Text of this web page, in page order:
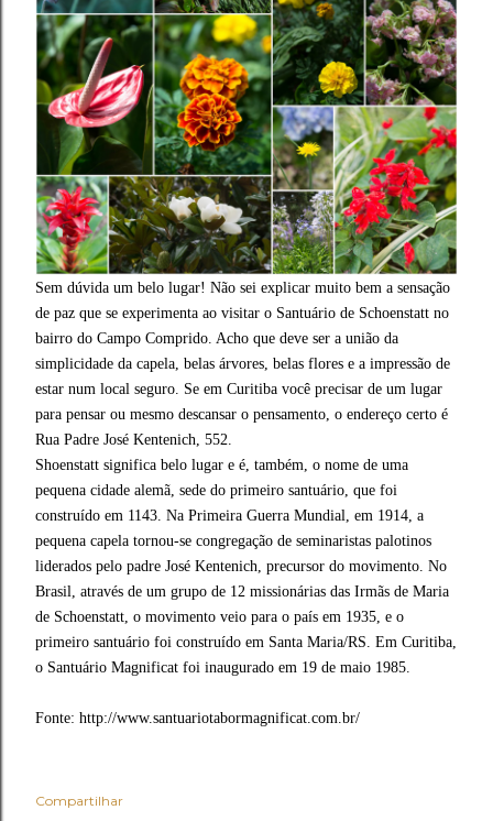
Sem dúvida um belo lugar! Não sei explicar muito bem a sensação
de paz que se experimenta ao visitar o Santuário de Schoenstatt no
bairro do Campo Comprido. Acho que deve ser a união da
simplicidade da capela, belas árvores, belas flores e a impressão de
estar num local seguro. Se em Curitiba você precisar de um lugar
para pensar ou mesmo descansar o pensamento, o endereço certo é
Rua Padre José Kentenich, 552.
Shoenstatt significa belo lugar e é, também, o nome de uma
pequena cidade alemã, sede do primeiro santuário, que foi
construído em 1143. Na Primeira Guerra Mundial, em 1914, a
pequena capela tornou-se congregação de seminaristas palotinos
liderados pelo padre José Kentenich, precursor do movimento. No
Brasil, através de um grupo de 12 missionárias das Irmãs de Maria
de Schoenstatt, o movimento veio para o país em 1935, e o
primeiro santuário foi construído em Santa Maria/RS. Em Curitiba,
o Santuário Magnificat foi inaugurado em 19 de maio 1985.
Fonte: http://www.santuariotabormagnificat.com.br/
Compartilhar